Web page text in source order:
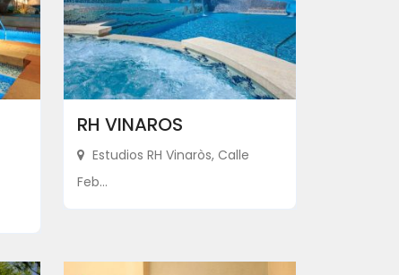
RH VINAROS
Estudios RH Vinaròs, Calle
Feb...